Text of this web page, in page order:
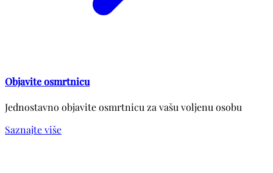
Objavite osmrtnicu
Jednostavno objavite osmrtnicu za vašu voljenu osobu
Saznajte više